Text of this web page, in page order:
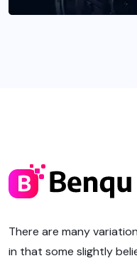
There are many
in that some slightly